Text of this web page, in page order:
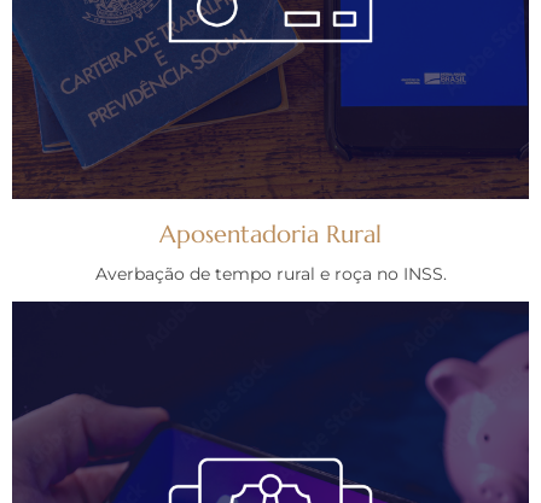
Aposentadoria Rural
Averbação de tempo rural e roça no INSS.